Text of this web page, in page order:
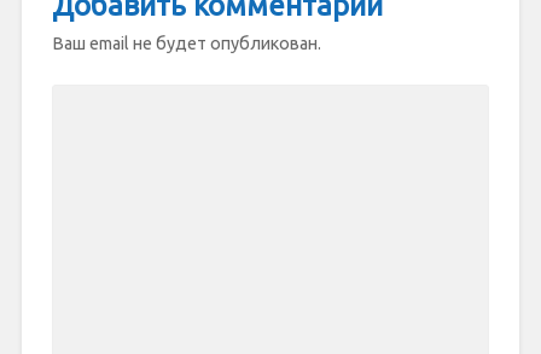
Ваш email не будет опубликован.